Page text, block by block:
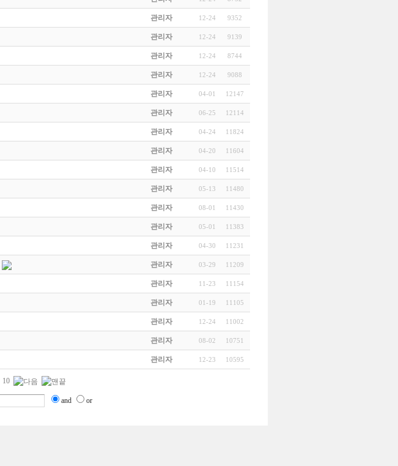
관리자 12-24 9352
관리자 12-24 9139
관리자 12-24 8744
관리자 12-24 9088
관리자 04-01 12147
관리자 06-25 12114
관리자 04-24 11824
관리자 04-20 11604
관리자 04-10 11514
관리자 05-13 11480
관리자 08-01 11430
관리자 05-01 11383
관리자 04-30 11231
관리자 03-29 11209
관리자 11-23 11154
관리자 01-19 11105
관리자 12-24 11002
관리자 08-02 10751
관리자 12-23 10595
10
and or